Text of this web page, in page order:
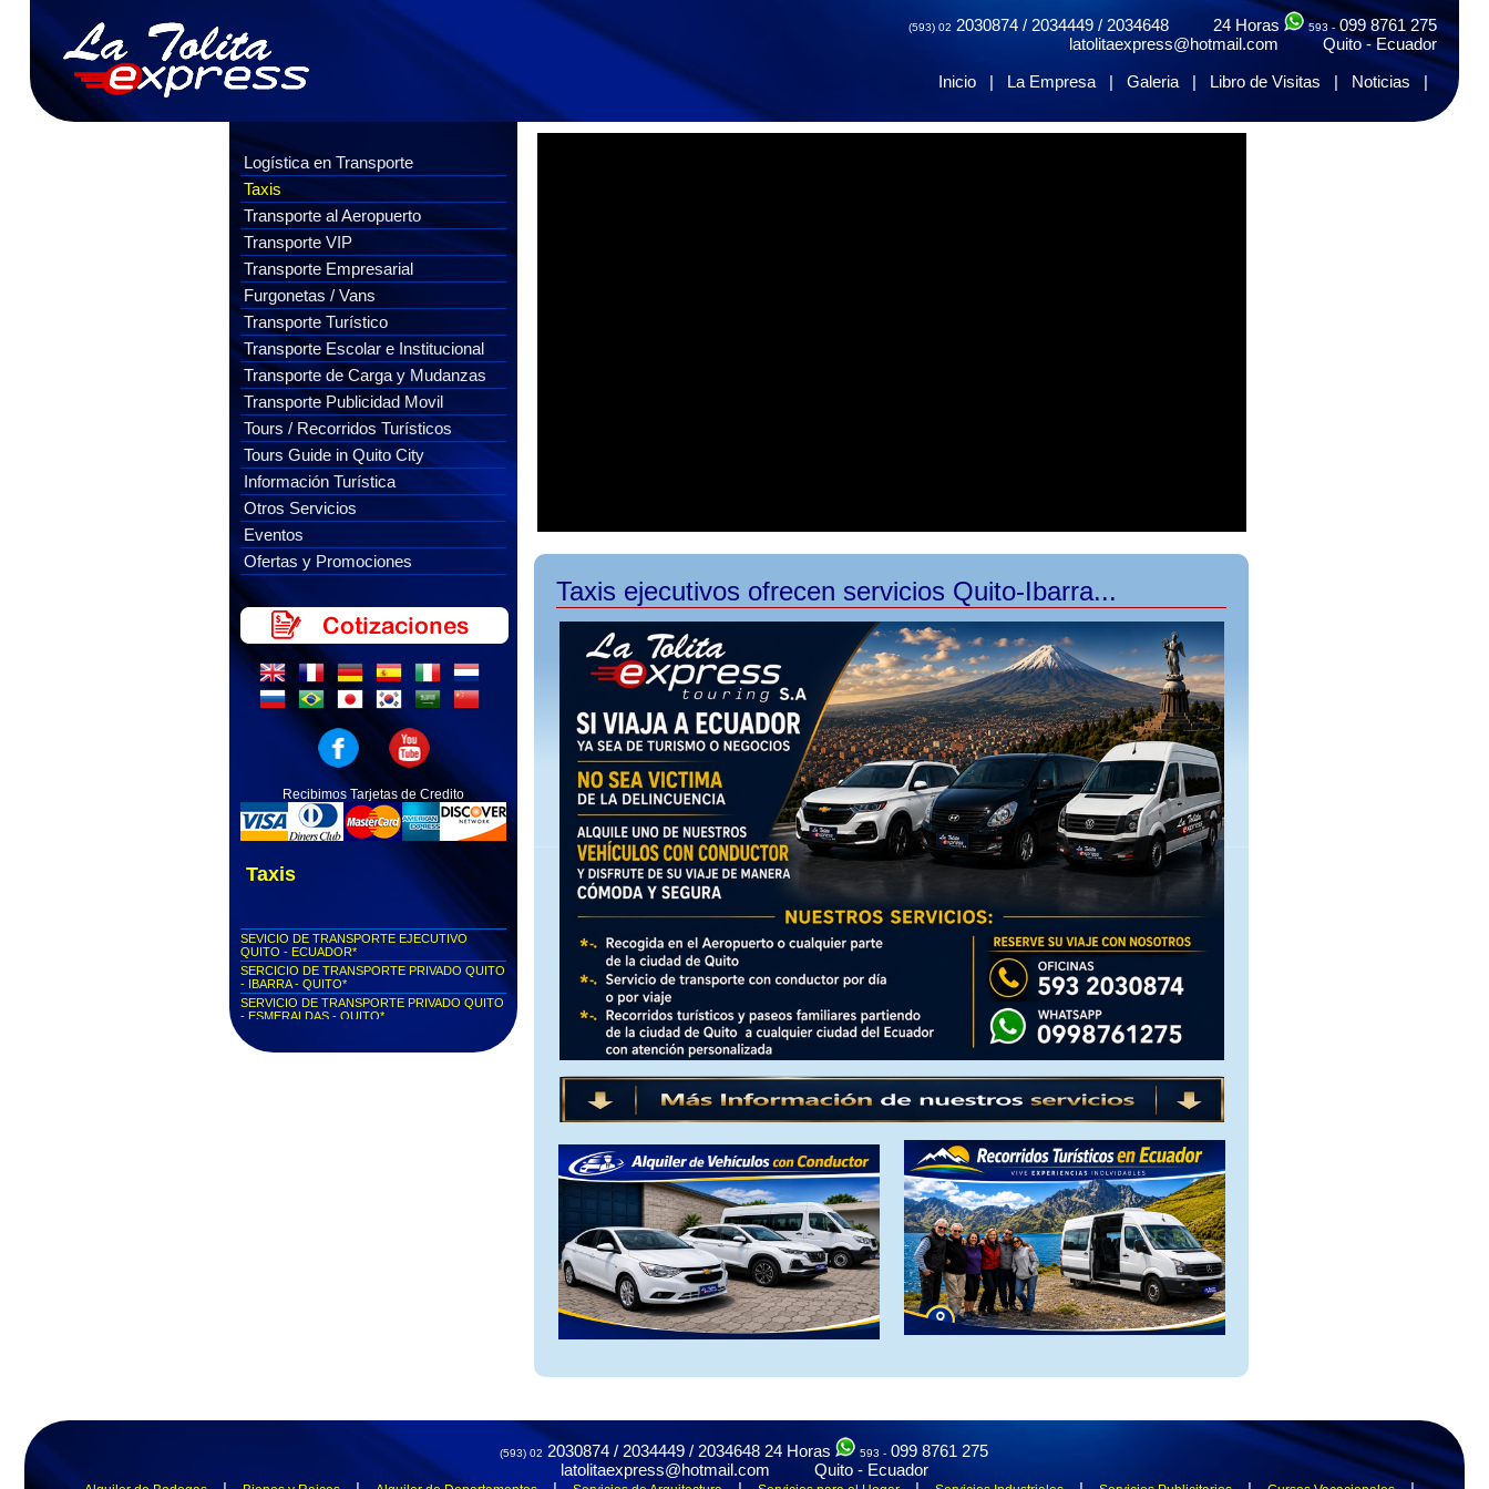
(593) 02 2030874 / 2034449 / 2034648 24 Horas 593 -099 8761 275
latolitaexpress@hotmail.com Quito - Ecuador
Inicio | La Empresa |Galeria | Libro de Visitas | Noticias |
Taxis ejecutivos ofrecen servicios Quito-Ibarra...
Logística en Transporte
Taxis
Transporte al Aeropuerto
Transporte VIP
Transporte Empresarial
Furgonetas / Vans
Transporte Turístico
Transporte Escolar e Institucional
Transporte de Carga y Mudanzas
Transporte Publicidad Movil
Tours / Recorridos Turísticos
Tours Guide in Quito City
Información Turística
Otros Servicios
Eventos
Ofertas y Promociones
Recibimos Tarjetas de Credito
Taxis
SEVICIO DE TRANSPORTE EJECUTIVO
QUITO - ECUADOR*
SERCICIO DE TRANSPORTE PRIVADO QUITO
- IBARRA - QUITO*
SERVICIO DE TRANSPORTE PRIVADO QUITO
- ESMERALDAS - QUITO*
VIAJES DESDE QUITO A CUALQUIER CIUDAD
DEL ECUADOR IDA O REGRESO**
Transporte Ibarra Servicios Ecuador...
Transporte Quito - Ibarra Quito - Pichincha...
Transporte puerta a puerta Quito - Ibarra - Quito,
servicios La Tolita Express...
(593) 02 2030874 / 2034449 / 2034648 24 Horas 593 - 099 8761 275
latolitaexpress@hotmail.com Quito - Ecuador